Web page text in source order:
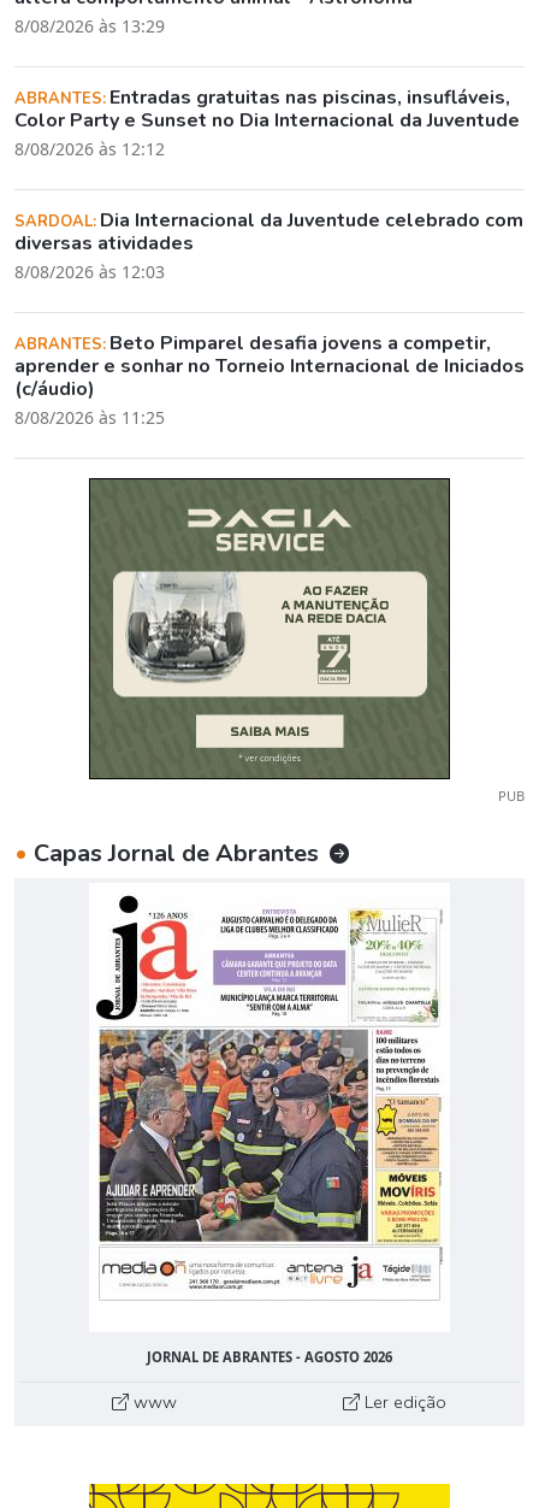
8/08/2026 às 13:29
ABRANTES: Entradas gratuitas nas piscinas, insufláveis,
Color Party e Sunset no Dia Internacional da Juventude
8/08/2026 às 12:12
SARDOAL: Dia Internacional da Juventude celebrado com
diversas atividades
8/08/2026 às 12:03
ABRANTES: Beto Pimparel desafia jovens a competir,
aprender e sonhar no Torneio Internacional de Iniciados
(c/áudio)
8/08/2026 às 11:25
PUB
• Capas Jornal de Abrantes
JORNAL DE ABRANTES - AGOSTO 2026
www Ler edição